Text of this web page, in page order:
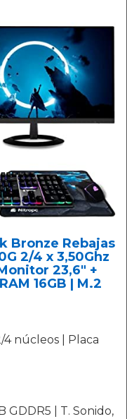
Bronze Rebajas
2/4 x 3,50Ghz
23,6" +
16GB | M.2
4 núcleos | Placa
GDDR5 | T. Sonido,